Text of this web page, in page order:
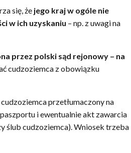
się, że jego kraj w ogóle nie
w ich uzyskaniu – np. z uwagi na
przez polski sąd rejonowy – na
cudzoziemca z obowiązku
przetłumaczony na
i ewentualnie akt zawarcia
ślub cudzoziemca). Wniosek trzeba